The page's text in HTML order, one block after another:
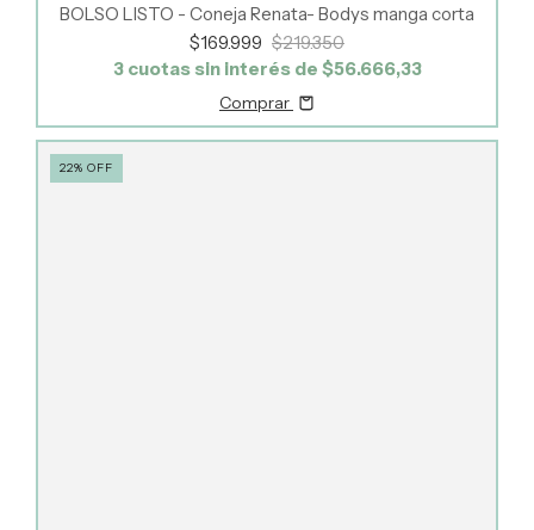
BOLSO LISTO - Coneja Renata- Bodys manga corta
$169.999 $219.350
3 cuotas sin interés de $56.666,33
Comprar
22% OFF